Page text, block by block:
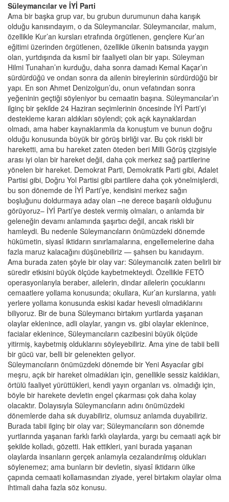
Süleymancılar ve İYİ Parti
Ama bir başka grup var, bu grubun durumunun daha karışık
olduğu kanısındayım, o da Süleymancılar. Süleymancılar, malum,
özellikle Kur’an kursları etrafında örgütlenen, gençlere Kur’an
eğitimi üzerinden örgütlenen, özellikle ülkenin batısında yaygın
olan, yurtdışında da kısmî bir faaliyeti olan bir yapı. Süleyman
Hilmi Tunahan’ın kurduğu, daha sonra damadı Kemal Kaçar’ın
sürdürdüğü ve ondan sonra da ailenin bireylerinin sürdürdüğü bir
yapı. En son Ahmet Denizolgun’du, onun vefatından sonra
yeğeninin geçtiği söyleniyor bu cemaatin başına. Süleymancılar’ın
ilginç bir şekilde 24 Haziran seçimlerinin öncesinde İYİ Parti’yi
destekleme kararı aldıkları söylendi; çok açık kaynaklardan
olmadı, ama haber kaynaklarımla da konuştum ve bunun doğru
olduğu konusunda büyük bir görüş birliği var. Bu çok riskli bir
hareketti, ama bu hareket zaten öteden beri Milli Görüş çizgisiyle
arası iyi olan bir hareket değil, daha çok merkez sağ partilerine
yönelen bir hareket. Demokrat Parti, Demokratik Parti gibi, Adalet
Partisi gibi, Doğru Yol Partisi gibi partilere daha çok yönelmişlerdi,
bu son dönemde de İYİ Parti’ye, kendisini merkez sağın
boşluğunu doldurmaya aday olan –ne derece başarılı olduğunu
görüyoruz– İYİ Parti’ye destek vermiş olmaları, o anlamda bir
geleneğin devamı anlamında şaşırtıcı değil, ancak riskli bir
hamleydi. Bu nedenle Süleymancıların önümüzdeki dönemde
hükümetin, siyasî iktidarın sınırlamalarına, engellemelerine daha
fazla maruz kalacağını düşünebiliriz — şahsen bu kanıdayım.
Ama burada zaten şöyle bir olay var: Süleymancılık zaten belirli bir
süredir etkisini büyük ölçüde kaybetmekteydi. Özellikle FETÖ
operasyonlarıyla beraber, ailelerin, dindar ailelerin çocuklarını
cemaatlere yollama konusunda; okullara, Kur’an kurslarına, yatılı
yerlere yollama konusunda eskisi kadar hevesli olmadıklarını
biliyoruz. Bir de buna Süleymancı birtakım yurtlarda yaşanan
olaylar eklenince, adli olaylar, yangın vs. gibi olaylar eklenince,
facialar eklenince, Süleymancıların cazibesini büyük ölçüde
yitirmiş, kaybetmiş olduklarını söyleyebiliriz. Ama yine de tabii belli
bir gücü var, belli bir gelenekten geliyor.
Süleymancıların önümüzdeki dönemde bir Yeni Asyacılar gibi
meşru, açık bir hareket olmadıkları için, genellikle sessiz kaldıkları,
örtülü faaliyet yürüttükleri, kendi yayın organları vs. olmadığı için,
böyle bir harekete devletin engel çıkarması çok daha kolay
olacaktır. Dolayısıyla Süleymancıların adını önümüzdeki
dönemlerde daha sık duyabiliriz, olumsuz anlamda duyabiliriz.
Burada tabii ilginç bir olay var; Süleymancıların son dönemde
yurtlarında yaşanan farklı farklı olaylarda, yargı bu cemaati açık bir
şekilde kolladı, gözetti. Hak ettikleri, yani burada yaşanan
olaylarda insanların gerçek anlamıyla cezalandırılmış oldukları
söylenemez; ama bunların bir devletin, siyasî iktidarın ülke
çapında cemaati kollamasından ziyade, yerel birtakım olaylar olma
ihtimali daha fazla söz konusu.